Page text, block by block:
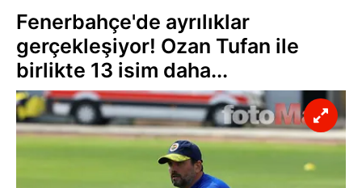
Fenerbahçe'de ayrılıklar
gerçekleşiyor! Ozan Tufan ile
birlikte 13 isim daha...